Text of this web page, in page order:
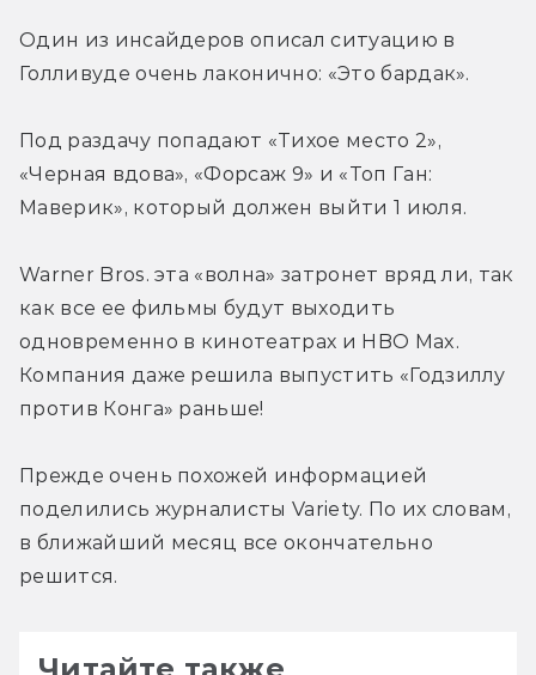
Один из инсайдеров описал ситуацию в
Голливуде очень лаконично: «Это бардак».
Под раздачу попадают «Тихое место 2»,
«Черная вдова», «Форсаж 9» и «Топ Ган:
Маверик», который должен выйти 1 июля.
Warner Bros. эта «волна» затронет вряд ли, так
как все ее фильмы будут выходить
одновременно в кинотеатрах и HBO Max.
Компания даже решила выпустить «Годзиллу
против Конга» раньше!
Прежде очень похожей информацией
поделились журналисты Variety. По их словам,
в ближайший месяц все окончательно
решится.
Читайте также